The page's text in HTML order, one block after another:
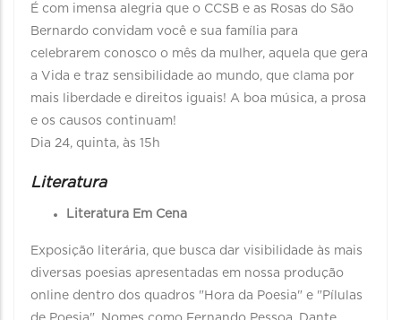
É com imensa alegria que o CCSB e as Rosas do São
Bernardo convidam você e sua família para
celebrarem conosco o mês da mulher, aquela que gera
a Vida e traz sensibilidade ao mundo, que clama por
mais liberdade e direitos iguais! A boa música, a prosa
e os causos continuam!
Dia 24, quinta, às 15h
Literatura
Literatura Em Cena
Exposição literária, que busca dar visibilidade às mais
diversas poesias apresentadas em nossa produção
online dentro dos quadros "Hora da Poesia" e "Pílulas